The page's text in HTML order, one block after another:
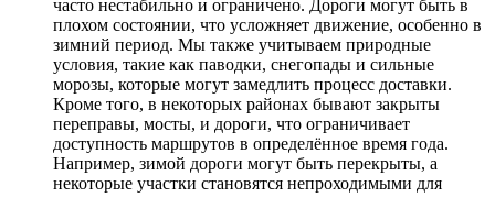
часто нестабильно и ограничено. Дороги могут быть в
плохом состоянии, что усложняет движение, особенно в
зимний период. Мы также учитываем природные
условия, такие как паводки, снегопады и сильные
морозы, которые могут замедлить процесс доставки.
Кроме того, в некоторых районах бывают закрыты
переправы, мосты, и дороги, что ограничивает
доступность маршрутов в определённое время года.
Например, зимой дороги могут быть перекрыты, а
некоторые участки становятся непроходимыми для